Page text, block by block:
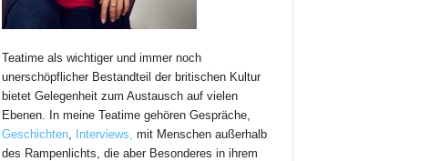
Teatime als wichtiger und immer noch
unerschöpflicher Bestandteil der britischen Kultur
bietet Gelegenheit zum Austausch auf vielen
Ebenen. In meine Teatime gehören Gespräche,
Geschichten, Interviews, mit Menschen außerhalb
des Rampenlichts, die aber Besonderes in ihrem